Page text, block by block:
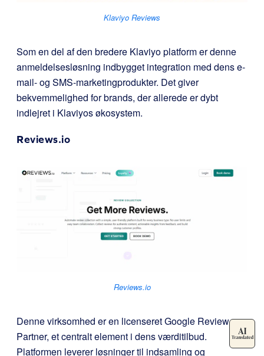
Klaviyo Reviews
Som en del af den bredere Klaviyo platform er denne
anmeldelsesløsning indbygget integration med dens e-
mail- og SMS-marketingprodukter. Det giver
bekvemmelighed for brands, der allerede er dybt
indlejret i Klaviyos økosystem.
Reviews.io
Reviews.io
Denne virksomhed er en licenseret Google Review
Partner, et centralt element i dens værditilbud.
Platformen leverer løsninger til indsamling og